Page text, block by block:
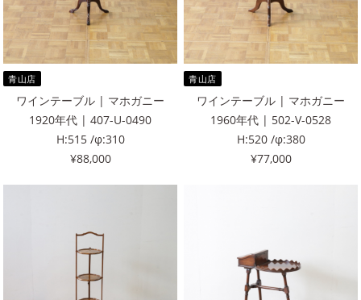
青山店
ワインテーブル | マホガニー
1920年代 | 407-U-0490
H:515 /φ:310
¥88,000
青山店
ワインテーブル | マホガニー
1960年代 | 502-V-0528
H:520 /φ:380
¥77,000